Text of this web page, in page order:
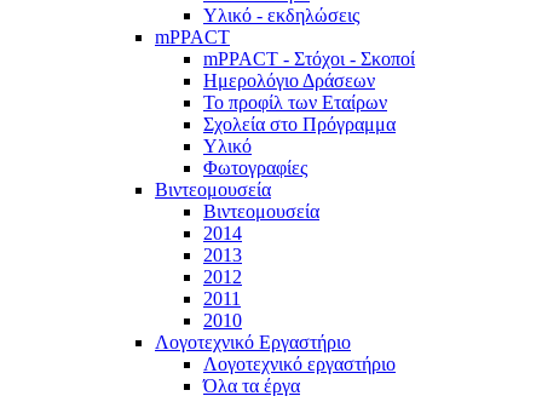
Υλικό - εκδηλώσεις
mPPACT
mPPACT - Στόχοι - Σκοποί
Ημερολόγιο Δράσεων
Το προφίλ των Εταίρων
Σχολεία στο Πρόγραμμα
Υλικό
Φωτογραφίες
Βιντεομουσεία
Βιντεομουσεία
2014
2013
2012
2011
2010
Λογοτεχνικό Εργαστήριο
Λογοτεχνικό εργαστήριο
Όλα τα έργα